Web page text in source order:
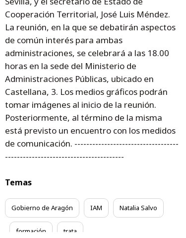
Cooperación Territorial, José Luis Méndez.
La reunión, en la que se debatirán aspectos
de común interés para ambas
administraciones, se celebrará a las 18.00
horas en la sede del Ministerio de
Administraciones Públicas, ubicado en
Castellana, 3. Los medios gráficos podrán
tomar imágenes al inicio de la reunión.
Posteriormente, al término de la misma
está previsto un encuentro con los medidos
de comunicación. -----------------------------------
----------------------------------------
Temas
Gobierno de Aragón IAM Natalia Salvo
formación trata